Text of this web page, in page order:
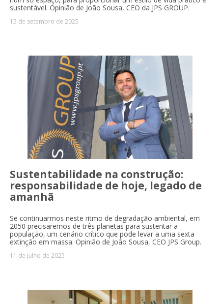
sustentável. Opinião de João Sousa, CEO da JPS GROUP.
15 de setembro de 2025
Sustentabilidade na construção:
responsabilidade de hoje, legado de
amanhã
Se continuarmos neste ritmo de degradação ambiental, em
2050 precisaremos de três planetas para sustentar a
população, um cenário crítico que pode levar a uma sexta
extinção em massa. Opinião de João Sousa, CEO JPS Group.
11 de julho de 2025